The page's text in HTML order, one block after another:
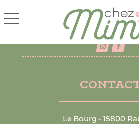
Le Bourg • 15800